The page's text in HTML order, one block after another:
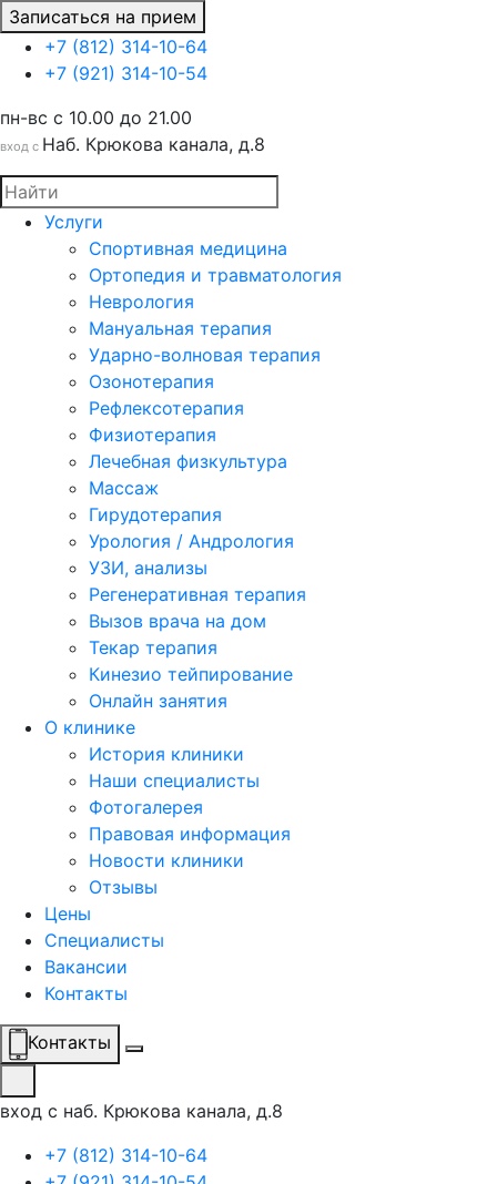
Записаться на прием
+7 (812) 314-10-64
+7 (921) 314-10-54
пн-вс c 10.00 до 21.00
вход с Наб. Крюкова канала, д.8
Услуги
Спортивная медицина
Ортопедия и травматология
Неврология
Мануальная терапия
Ударно-волновая терапия
Озонотерапия
Рефлексотерапия
Физиотерапия
Лечебная физкультура
Массаж
Гирудотерапия
Урология / Андрология
УЗИ, анализы
Регенеративная терапия
Вызов врача на дом
Текар терапия
Кинезио тейпирование
Онлайн занятия
О клинике
История клиники
Наши специалисты
Фотогалерея
Правовая информация
Новости клиники
Отзывы
Цены
Специалисты
Вакансии
Контакты
Контакты
вход с наб. Крюкова канала, д.8
+7 (812) 314-10-64